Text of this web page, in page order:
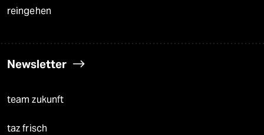
reingehen
Newsletter
team zukunft
taz frisch